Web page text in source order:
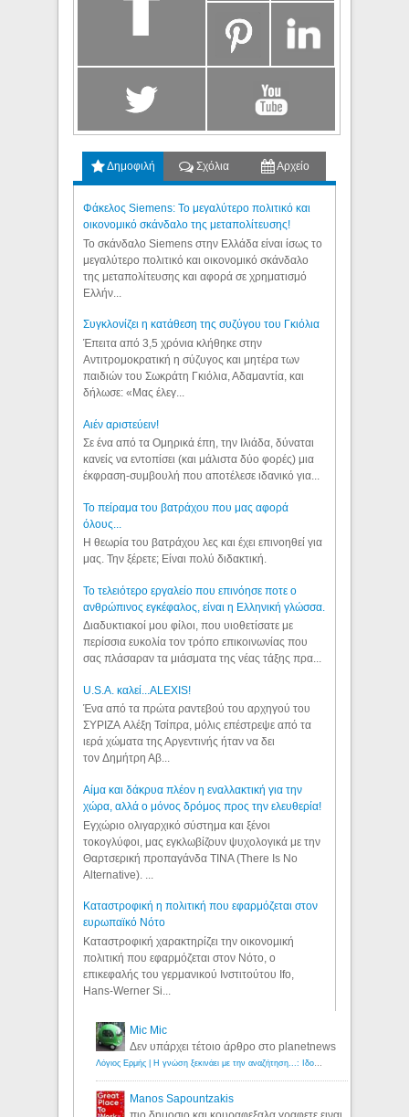
Δημοφιλή Σχόλια Αρχείο
Φάκελος Siemens: Το μεγαλύτερο πολιτικό και
οικονομικό σκάνδαλο της μεταπολίτευσης!
Το σκάνδαλο Siemens στην Ελλάδα είναι ίσως το
μεγαλύτερο πολιτικό και οικονομικό σκάνδαλο
της μεταπολίτευσης και αφορά σε χρηματισμό
Ελλήν...
Συγκλονίζει η κατάθεση της συζύγου του Γκιόλια
Έπειτα από 3,5 χρόνια κλήθηκε στην
Αντιτρομοκρατική η σύζυγος και μητέρα των
παιδιών του Σωκράτη Γκιόλια, Αδαμαντία, και
δήλωσε: «Μας έλεγ...
Aιέν αριστεύειν!
Σε ένα από τα Ομηρικά έπη, την Ιλιάδα, δύναται
κανείς να εντοπίσει (και μάλιστα δύο φορές) μια
έκφραση-συμβουλή που αποτέλεσε ιδανικό για...
Το πείραμα του βατράχου που μας αφορά
όλους...
Η θεωρία του βατράχου λες και έχει επινοηθεί για
μας. Την ξέρετε; Είναι πολύ διδακτική.
Το τελειότερο εργαλείο που επινόησε ποτε ο
ανθρώπινος εγκέφαλος, είναι η Ελληνική γλώσσα.
Διαδυκτιακοί μου φίλοι, που υιοθετίσατε με
περίσσια ευκολία τον τρόπο επικοινωνίας που
σας πλάσαραν τα μιάσματα της νέας τάξης πρα...
U.S.A. καλεί...ALEXIS!
Ένα από τα πρώτα ραντεβού του αρχηγού του
ΣΥΡΙΖΑ Αλέξη Τσίπρα, μόλις επέστρεψε από τα
ιερά χώματα της Αργεντινής ήταν να δει
τον Δημήτρη Αβ...
Αίμα και δάκρυα πλέον η εναλλακτική για την
χώρα, αλλά ο μόνος δρόμος προς την ελευθερία!
Εγχώριο ολιγαρχικό σύστημα και ξένοι
τοκογλύφοι, μας εγκλωβίζουν ψυχολογικά με την
Θαρτσερική προπαγάνδα TINA (There Is No
Alternative). ...
Καταστροφική η πολιτική που εφαρμόζεται στον
ευρωπαϊκό Νότο
Καταστροφική χαρακτηρίζει την οικονομική
πολιτική που εφαρμόζεται στον Νότο, ο
επικεφαλής του γερμανικού Ινστιτούτου Ifo,
Hans-Werner Si...
Mic Mic
Δεν υπάρχει τέτοιο άρθρο στο planetnews
Λόγιος Ερμής | Η γνώση ξεκινάει με την αναζήτηση...: Ιδού οι 18 που χρωστούν 11 δις ευρώ!
Manos Sapountzakis